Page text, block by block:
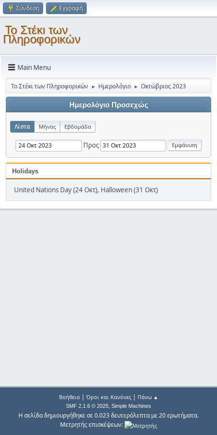
Σύνδεση Εγγραφή
Το Στέκι των
Πληροφορικών
Main Menu
Το Στέκι των Πληροφορικών ► Ημερολόγιο ► Οκτώβριος 2023
Ημερολόγιο Προσεχώς
Λίστα Μήνας Εβδομάδα
Προς
Holidays
United Nations Day (24 Οκτ), Halloween (31 Οκτ)
Βοήθεια| Όροι και Κανόνες| Πάνω ▲
SMF 2.1.6 © 2025, Simple Machines
Η σελίδα δημιουργήθηκε σε 0.023 δευτερόλεπτα με 20 ερωτήματα.
Μετρητής επισκέψεων: